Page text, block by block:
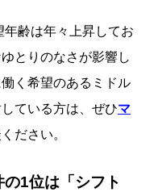
齢は年々上昇してお
とりのなさが影響し
く希望のあるミドル
ている方は、ぜひマ
ださい。
1位は「シフト